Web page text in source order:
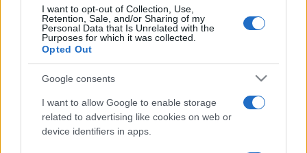
I want to opt-out of Collection, Use,
Retention, Sale, and/or Sharing of my
Personal Data that Is Unrelated with the
Purposes for which it was collected.
Opted Out
Google consents
I want to allow Google to enable storage
related to advertising like cookies on web or
device identifiers in apps.
számára külön raktárbázist alakítottak ki Gellénházán, a
leletek meghatározása és leltározása folyamatosan
történik. Tudományos feldolgozása azonban évekig is
eltarthat. "A Nyugat-Dunántúl patakokkal szabdalt felszínén
szinte minden patakpart régészeti lelőhely, amely őrzi az
elmúlt évezredek kultúráinak, népeinek nyomait" - mondta
végezetül Frankovics Tibor.